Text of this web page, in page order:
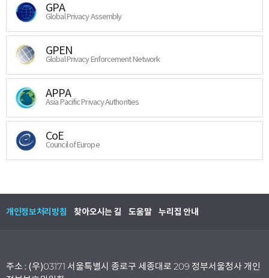
GPA
Global Privacy Assembly
GPEN
Global Privacy Enforcement Network
APPA
Asia Pacific Privacy Authorities
CoE
Council of Europe
개인정보처리방침 찾아오시는 길 도움말 누리집 안내
주소 : (우)03171 서울특별시 종로구 세종대로 209 정부서울청사 개인